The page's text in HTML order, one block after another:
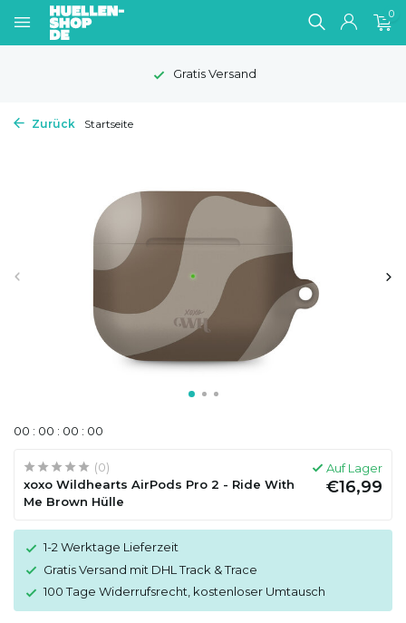
0
Gratis Versand
Zurück Startseite
00 : 00 : 00 : 00
(0)
xoxo Wildhearts AirPods Pro 2 - Ride With
Me Brown Hülle
Auf Lager
€16,99
1-2 Werktage Lieferzeit
Gratis Versand mit DHL Track & Trace
100 Tage Widerrufsrecht, kostenloser Umtausch